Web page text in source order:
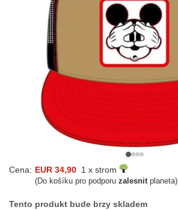
Cena: EUR 34,90 1 x strom
(Do košíku pro podporu zalesnitplaneta)
Tento produkt bude brzy skladem